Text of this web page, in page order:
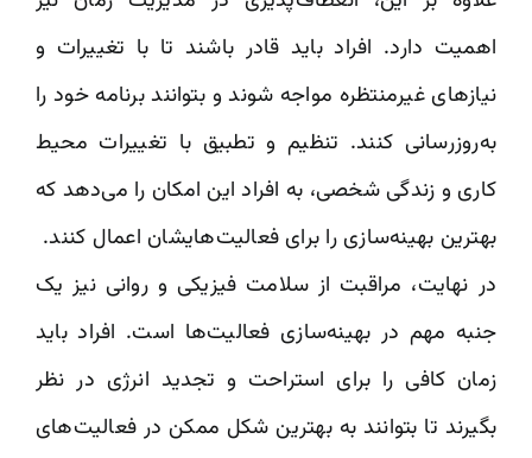
اهمیت دارد. افراد باید قادر باشند تا با تغییرات و
نیازهای غیرمنتظره مواجه شوند و بتوانند برنامه خود را
به‌روزرسانی کنند. تنظیم و تطبیق با تغییرات محیط
کاری و زندگی شخصی، به افراد این امکان را می‌دهد که
بهترین بهینه‌سازی را برای فعالیت‌هایشان اعمال کنند.
در نهایت، مراقبت از سلامت فیزیکی و روانی نیز یک
جنبه مهم در بهینه‌سازی فعالیت‌ها است. افراد باید
زمان کافی را برای استراحت و تجدید انرژی در نظر
بگیرند تا بتوانند به بهترین شکل ممکن در فعالیت‌های